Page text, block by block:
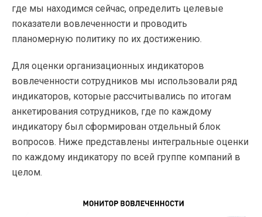
где мы находимся сейчас, определить целевые
показатели вовлеченности и проводить
планомерную политику по их достижению.
Для оценки организационных индикаторов
вовлеченности сотрудников мы использовали ряд
индикаторов, которые рассчитывались по итогам
анкетирования сотрудников, где по каждому
индикатору был сформирован отдельный блок
вопросов. Ниже представлены интегральные оценки
по каждому индикатору по всей группе компаний в
целом.